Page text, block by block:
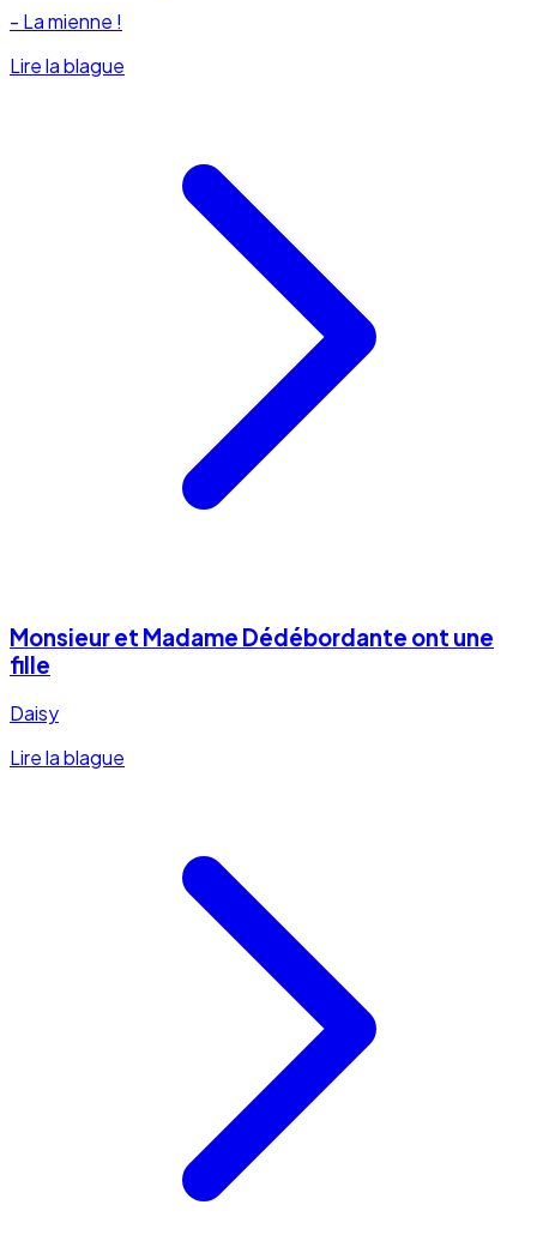
- La mienne !
Lire la blague
Monsieur et Madame Dédébordante ont une
fille
Daisy
Lire la blague